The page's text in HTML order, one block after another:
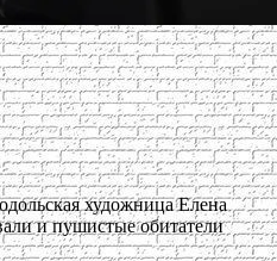
художница Елена
и пушистые обитатели